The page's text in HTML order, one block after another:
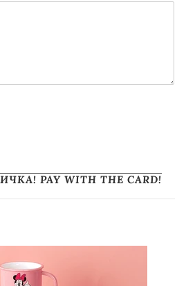
PAY WITH THE CARD!